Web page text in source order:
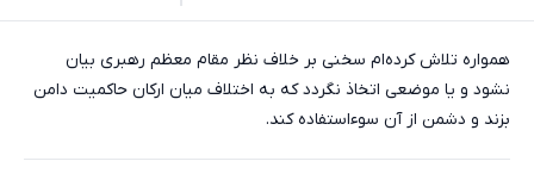
همواره تلاش کرده‌ام سخنی بر خلاف نظر مقام معظم رهبری بیان
نشود و یا موضعی اتخاذ نگردد که به اختلاف میان ارکان حاکمیت دامن
بزند و دشمن از آن سوءاستفاده کند.